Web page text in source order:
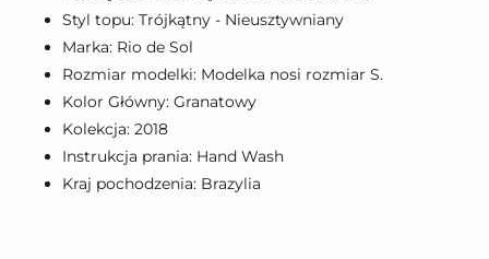
Styl topu: Trójkątny - Nieusztywniany
Marka: Rio de Sol
Rozmiar modelki: Modelka nosi rozmiar S.
Kolor Główny: Granatowy
Kolekcja: 2018
Instrukcja prania: Hand Wash
Kraj pochodzenia: Brazylia